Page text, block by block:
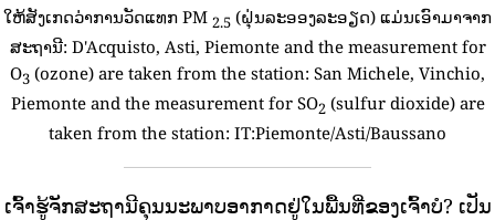
ໃຫ້ສັງເກດວ່າການວັດແທກ PM 2.5 (ຝຸ່ນລະອອງລະອຽດ) ແມ່ນເອົາມາຈາກ
ສະຖານີ: D'Acquisto, Asti, Piemonte and the measurement for
O3 (ozone) are taken from the station: San Michele, Vinchio,
Piemonte and the measurement for SO2 (sulfur dioxide) are
taken from the station: IT:Piemonte/Asti/Baussano
ເຈົ້າຮູ້ຈັກສະຖານີຄຸນນະພາບອາກາດຢູ່ໃນພື້ນທີ່ຂອງເຈົ້າບໍ? ເປັນ